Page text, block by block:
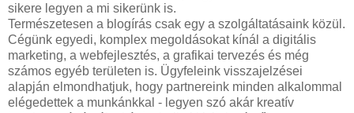
sikere legyen a mi sikerünk is.
Természetesen a blogírás csak egy a szolgáltatásaink közül.
Cégünk egyedi, komplex megoldásokat kínál a digitális
marketing, a webfejlesztés, a grafikai tervezés és még
számos egyéb területen is. Ügyfeleink visszajelzései
alapján elmondhatjuk, hogy partnereink minden alkalommal
elégedettek a munkánkkal - legyen szó akár kreatív